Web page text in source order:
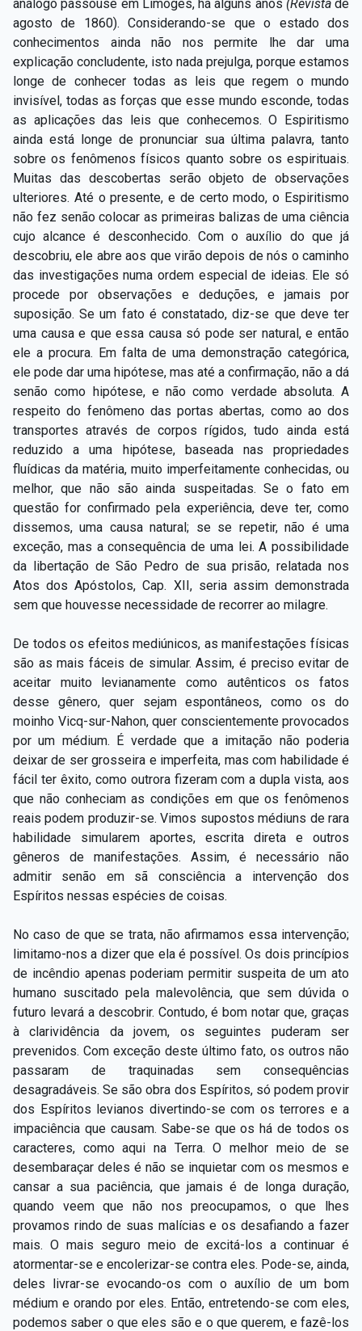
análogo passouse em Limoges, há alguns anos (Revista de
agosto de 1860). Considerando-se que o estado dos
conhecimentos ainda não nos permite lhe dar uma
explicação concludente, isto nada prejulga, porque estamos
longe de conhecer todas as leis que regem o mundo
invisível, todas as forças que esse mundo esconde, todas
as aplicações das leis que conhecemos. O Espiritismo
ainda está longe de pronunciar sua última palavra, tanto
sobre os fenômenos físicos quanto sobre os espirituais.
Muitas das descobertas serão objeto de observações
ulteriores. Até o presente, e de certo modo, o Espiritismo
não fez senão colocar as primeiras balizas de uma ciência
cujo alcance é desconhecido. Com o auxílio do que já
descobriu, ele abre aos que virão depois de nós o caminho
das investigações numa ordem especial de ideias. Ele só
procede por observações e deduções, e jamais por
suposição. Se um fato é constatado, diz-se que deve ter
uma causa e que essa causa só pode ser natural, e então
ele a procura. Em falta de uma demonstração categórica,
ele pode dar uma hipótese, mas até a confirmação, não a dá
senão como hipótese, e não como verdade absoluta. A
respeito do fenômeno das portas abertas, como ao dos
transportes através de corpos rígidos, tudo ainda está
reduzido a uma hipótese, baseada nas propriedades
fluídicas da matéria, muito imperfeitamente conhecidas, ou
melhor, que não são ainda suspeitadas. Se o fato em
questão for confirmado pela experiência, deve ter, como
dissemos, uma causa natural; se se repetir, não é uma
exceção, mas a consequência de uma lei. A possibilidade
da libertação de São Pedro de sua prisão, relatada nos
Atos dos Apóstolos, Cap. XII, seria assim demonstrada
sem que houvesse necessidade de recorrer ao milagre.
De todos os efeitos mediúnicos, as manifestações físicas
são as mais fáceis de simular. Assim, é preciso evitar de
aceitar muito levianamente como autênticos os fatos
desse gênero, quer sejam espontâneos, como os do
moinho Vicq-sur-Nahon, quer conscientemente provocados
por um médium. É verdade que a imitação não poderia
deixar de ser grosseira e imperfeita, mas com habilidade é
fácil ter êxito, como outrora fizeram com a dupla vista, aos
que não conheciam as condições em que os fenômenos
reais podem produzir-se. Vimos supostos médiuns de rara
habilidade simularem aportes, escrita direta e outros
gêneros de manifestações. Assim, é necessário não
admitir senão em sã consciência a intervenção dos
Espíritos nessas espécies de coisas.
No caso de que se trata, não afirmamos essa intervenção;
limitamo-nos a dizer que ela é possível. Os dois princípios
de incêndio apenas poderiam permitir suspeita de um ato
humano suscitado pela malevolência, que sem dúvida o
futuro levará a descobrir. Contudo, é bom notar que, graças
à clarividência da jovem, os seguintes puderam ser
prevenidos. Com exceção deste último fato, os outros não
passaram de traquinadas sem consequências
desagradáveis. Se são obra dos Espíritos, só podem provir
dos Espíritos levianos divertindo-se com os terrores e a
impaciência que causam. Sabe-se que os há de todos os
caracteres, como aqui na Terra. O melhor meio de se
desembaraçar deles é não se inquietar com os mesmos e
cansar a sua paciência, que jamais é de longa duração,
quando veem que não nos preocupamos, o que lhes
provamos rindo de suas malícias e os desafiando a fazer
mais. O mais seguro meio de excitá-los a continuar é
atormentar-se e encolerizar-se contra eles. Pode-se, ainda,
deles livrar-se evocando-os com o auxílio de um bom
médium e orando por eles. Então, entretendo-se com eles,
podemos saber o que eles são e o que querem, e fazê-los